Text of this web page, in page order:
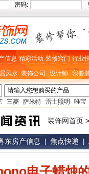
密码:
信息 精彩活动 装修窍门 行业
风水 装饰公司 设计师 我要
三菱 萨米特 雷士照明 唯宝
装饰网首页 >
东房产信息 焦点快递